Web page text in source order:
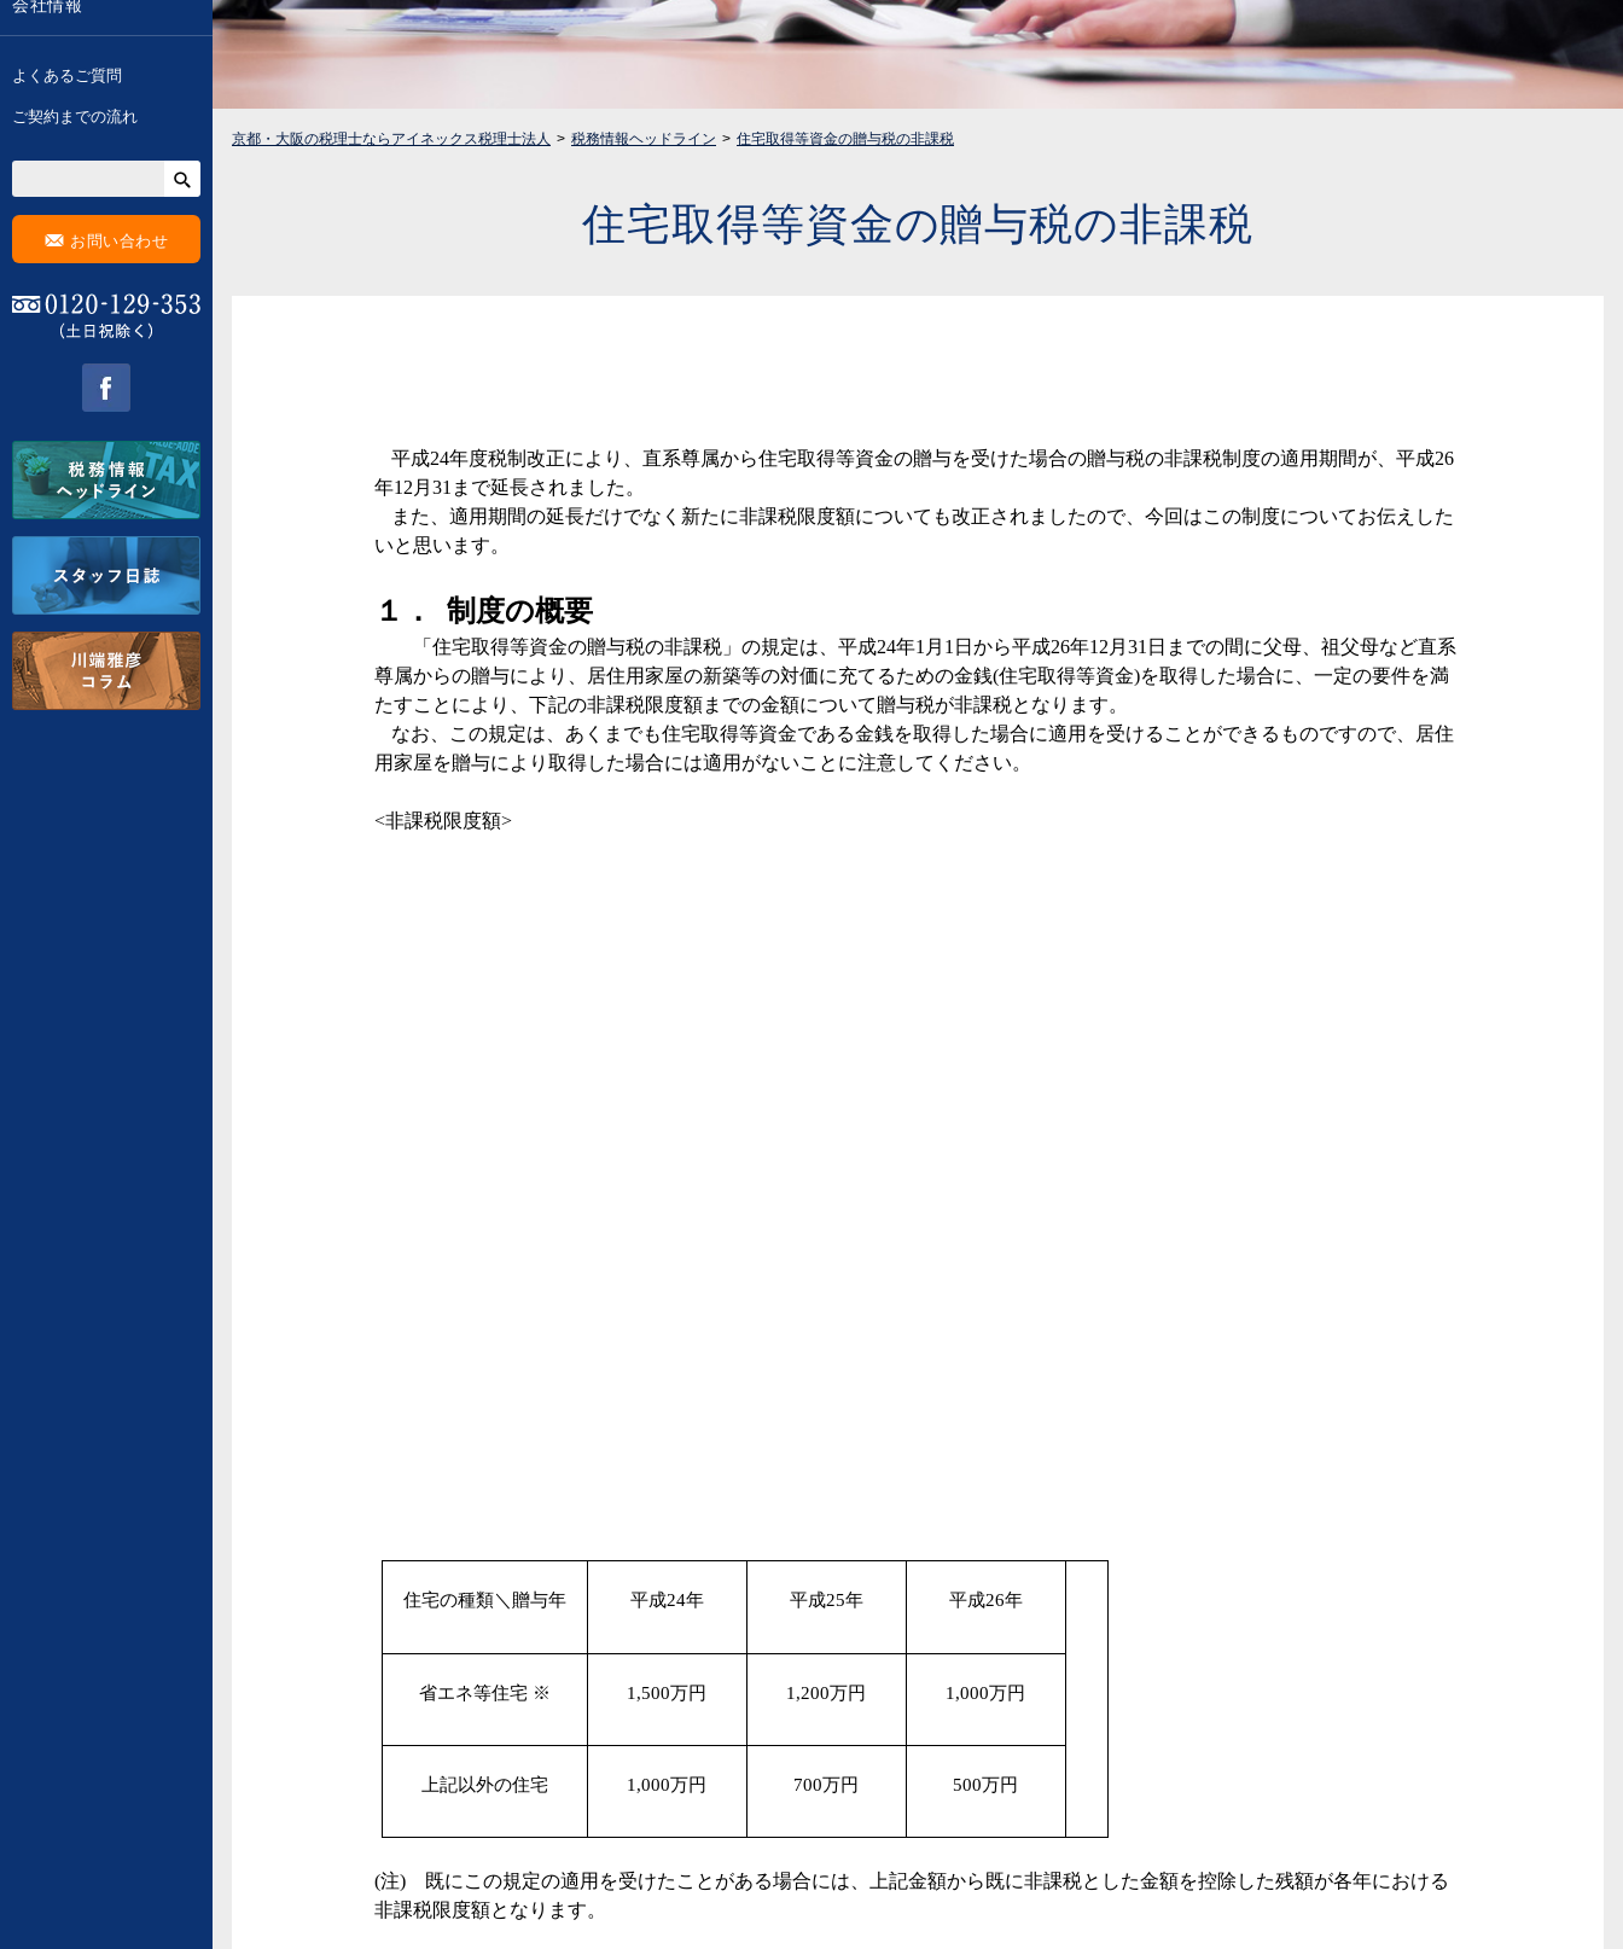
会社情報
よくあるご質問
ご契約までの流れ
F お問い合わせ
京都・大阪の税理士ならアイネックス税理士法人 税務情報ヘッドライン 住宅取得等資金の贈与税の非課税
住宅取得等資金の贈与税の非課税
平成24年度税制改正により、直系尊属から住宅取得等資金の贈与を受けた場合の贈与税の非課税制度の適用期間が、平成26
年12 月 31 まで延長されました。
また、適用期間の延長だけでなく新たに非課税限度額についても改正されましたので、今回はこの制度についてお伝えした
いと思います。
１． 制度の概要
「住宅取得等資金の贈与税の非課税」の規定は、平成24年1 月 1 日から平成26年12 月 31 日までの間に父母、祖父母など直系
尊属からの贈与により、居住用家屋の新築等の対価に充てるための金銭(住宅取得等資金)を取得した場合に、一定の要件を満
たすことにより、下記の非課税限度額までの金額について贈与税が非課税となります。
なお、この規定は、あくまでも住宅取得等資金である金銭を取得した場合に適用を受けることができるものですので、居住
用家屋を贈与により取得した場合には適用がないことに注意してください。
<非課税限度額>
住宅の種類＼贈与年 平成24年 平成25年 平成26年
省エネ等住宅 ※ 1,500万円 1,200万円 1,000万円
上記以外の住宅 1,000万円 700万円 500万円
(注) 既にこの規定の適用を受けたことがある場合には、上記金額から既に非課税とした金額を控除した残額が各年における
非課税限度額となります。